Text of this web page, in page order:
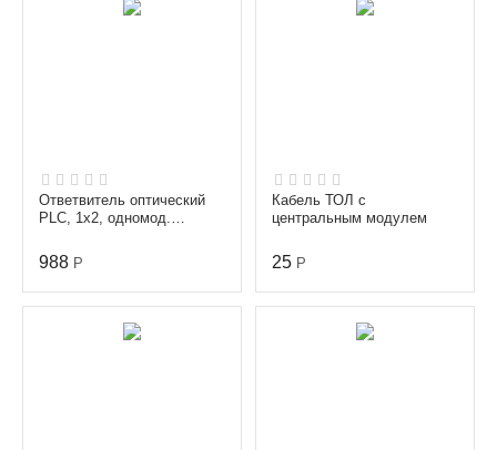
Ответвитель оптический
PLC, 1х2, одномод.
1260-1650 nm, 1 m, 0...
988 Р
Кабель ТОЛ с
центральным модулем
25 Р